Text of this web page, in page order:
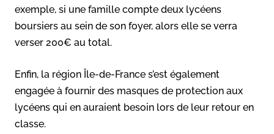
exemple, si une famille compte deux lycéens
boursiers au sein de son foyer, alors elle se verra
verser 200€ au total.
Enfin, la région Île-de-France s’est également
engagée à fournir des masques de protection aux
lycéens qui en auraient besoin lors de leur retour en
classe.